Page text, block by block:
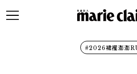
#2026裙襬澎澎